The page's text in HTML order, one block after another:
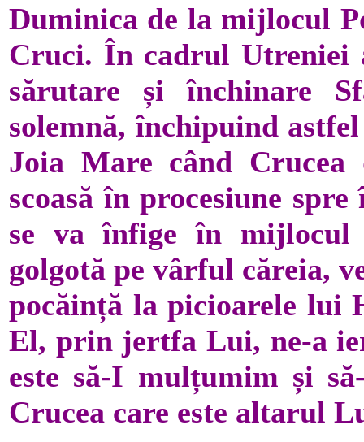
Duminica de la mijlocul
Cruci. În cadrul Utreniei
sărutare și închinare
solemnă, închipuind
Joia Mare când
scoasă în procesiune
se va înfige în mijlocul
golgotă pe vârful căreia,
pocăință la picioarele lui
El, prin jertfa Lui, ne-a
este să-I mulțumim și
Crucea care este altarul